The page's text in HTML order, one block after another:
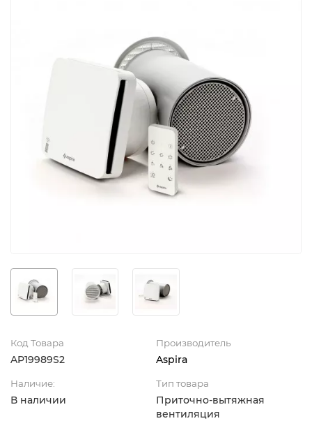
Код Товара
AP19989S2
Производитель
Aspira
Наличие:
В наличии
Тип товара
Приточно-вытяжная
вентиляция